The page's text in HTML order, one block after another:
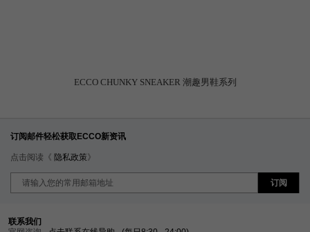
ECCO CHUNKY SNEAKER 潮趣男鞋系列
订阅邮件轻松获取ECCO新资讯
点击阅读《 隐私政策》
订阅
联系我们